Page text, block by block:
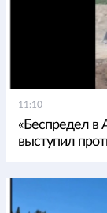
11:10
«Беспредел в
выступил